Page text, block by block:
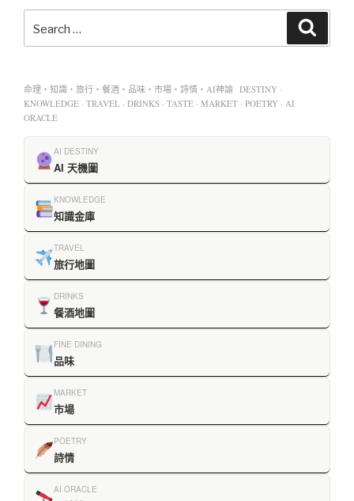
命理・知識・旅行・餐酒・品味・市場・詩情・AI神諭 DESTINY ·
KNOWLEDGE · TRAVEL · DRINKS · TASTE · MARKET · POETRY · AI
ORACLE
AI DESTINY
AI 天機圖
KNOWLEDGE
知識金庫
TRAVEL
旅行地圖
DRINKS
餐酒地圖
FINE DINING
品味
MARKET
市場
POETRY
詩情
AI ORACLE